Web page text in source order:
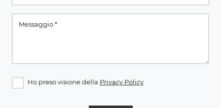
Ho preso visione della Privacy Policy